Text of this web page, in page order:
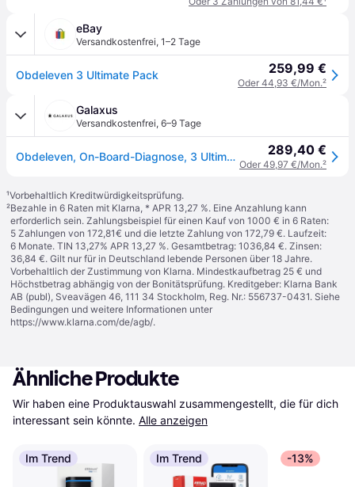
eBay
Versandkostenfrei, 1–2 Tage
Obdeleven 3 Ultimate Pack 259,99 €
Oder 44,93 €/Mon.²
Galaxus
Versandkostenfrei, 6–9 Tage
Obdeleven, On-Board-Diagnose, 3 Ultimate Pack 289,40 €
Oder 49,97 €/Mon.²
¹Vorbehaltlich Kreditwürdigkeitsprüfung.
²Bezahle in 6 Raten mit Klarna, * APR 13,27 %. Eine Anzahlung kann
erforderlich sein. Zahlungsbeispiel für einen Kauf von 1000 € in 6 Raten:
5 Zahlungen von 172,81€ und die letzte Zahlung von 172,79 €. Laufzeit:
6 Monate. TIN 13,27% APR 13,27 %. Gesamtbetrag: 1036,84 €. Zinsen:
36,84 €. Gilt nur für in Deutschland lebende Personen über 18 Jahre.
Vorbehaltlich der Zustimmung von Klarna. Mindestkaufbetrag 25 € und
Höchstbetrag abhängig von der Bonitätsprüfung. Kreditgeber: Klarna Bank
AB (publ), Sveavägen 46, 111 34 Stockholm, Reg. Nr.: 556737-0431. Siehe
Bedingungen und weitere Informationen unter
https://www.klarna.com/de/agb/.
Ähnliche Produkte
Wir haben eine Produktauswahl zusammengestellt, die für dich
interessant sein könnte. Alle anzeigen
Im Trend Im Trend -13%